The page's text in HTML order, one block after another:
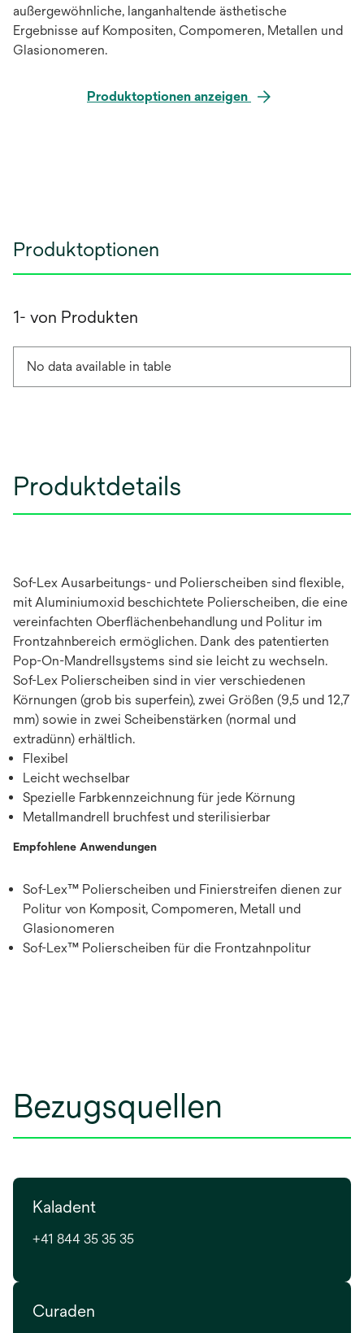
außergewöhnliche, langanhaltende ästhetische
Ergebnisse auf Kompositen, Compomeren, Metallen und
Glasionomeren.
Produktoptionen anzeigen
Produktoptionen
1- von Produkten
No data available in table
Produktdetails
Sof-Lex Ausarbeitungs- und Polierscheiben sind flexible,
mit Aluminiumoxid beschichtete Polierscheiben, die eine
vereinfachten Oberflächenbehandlung und Politur im
Frontzahnbereich ermöglichen. Dank des patentierten
Pop-On-Mandrellsystems sind sie leicht zu wechseln.
Sof-Lex Polierscheiben sind in vier verschiedenen
Körnungen (grob bis superfein), zwei Größen (9,5 und 12,7
mm) sowie in zwei Scheibenstärken (normal und
extradünn) erhältlich.
Flexibel
Leicht wechselbar
Spezielle Farbkennzeichnung für jede Körnung
Metallmandrell bruchfest und sterilisierbar
Empfohlene Anwendungen
Sof-Lex™ Polierscheiben und Finierstreifen dienen zur
Politur von Komposit, Compomeren, Metall und
Glasionomeren
Sof-Lex™ Polierscheiben für die Frontzahnpolitur
Bezugsquellen
Kaladent
+41 844 35 35 35
Curaden